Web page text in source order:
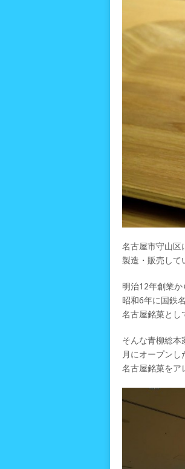
名古屋市守山区
製造・販売して
明治12年創業か
昭和6年に国鉄
名古屋銘菓とし
そんな青柳総本
月にオープン
名古屋銘菓をア